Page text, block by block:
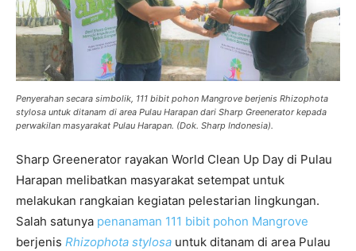
Penyerahan secara simbolik, 111 bibit pohon Mangrove berjenis Rhizophota
stylosa untuk ditanam di area Pulau Harapan dari Sharp Greenerator kepada
perwakilan masyarakat Pulau Harapan. (Dok. Sharp Indonesia).
Sharp Greenerator rayakan World Clean Up Day di Pulau
Harapan melibatkan masyarakat setempat untuk
melakukan rangkaian kegiatan pelestarian lingkungan.
Salah satunya penanaman 111 bibit pohon Mangrove
berjenis Rhizophota stylosa untuk ditanam di area Pulau